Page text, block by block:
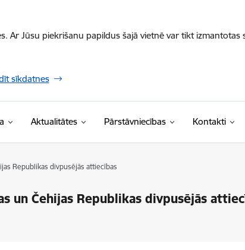
Ar Jūsu piekrišanu papildus šajā vietnē var tikt
sīkdatnes
Aktualitātes Pārstāvniecības Kontakti
Republikas divpusējās attiecības
un Čehijas Republikas divpusējās